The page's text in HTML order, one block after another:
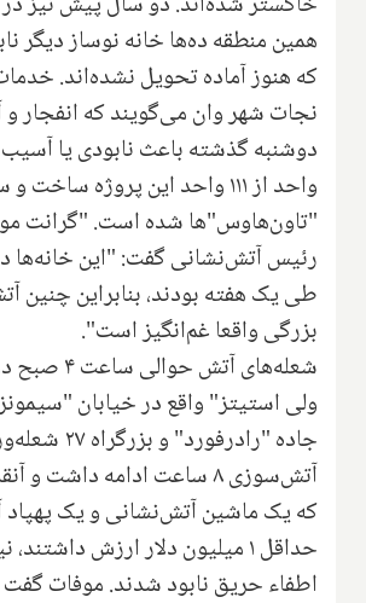
همین منطقه ده‌ها خانه نوساز دیگر
که هنوز آماده تحویل نشده‌اند.
نجات شهر وان می‌گویند که انفجار
واحد از ۱۱۱ واحد این پروژه ساخت
"تاون‌هاوس"ها شده است. "گرانت
رئیس آتش‌نشانی گفت: "این خانه‌ها
طی یک هفته بودند، بنابراین چنین
بزرگی واقعا غم‌انگیز است".
شعله‌های آتش
ولی استیتز" واقع در خیابان
جاده "رادرفورد" و
آتش‌سوزی ۸ ساعت ادامه داشت
که یک ماشین آتش‌نشانی و یک
حداقل ۱ میلیون دلار ارزش
اطفاء حریق نابود شدند. موفات گفت